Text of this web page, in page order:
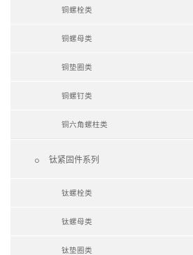
铜螺栓类
铜螺母类
铜垫圈类
铜螺钉类
铜六角螺柱类
 钛紧固件系列
钛螺栓类
钛螺母类
钛垫圈类